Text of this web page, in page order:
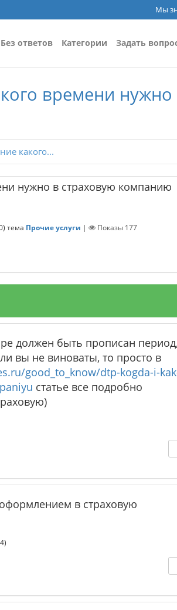
Мы
Без ответов Категории Задать
времени
какого...
нужно в страховую компанию
) тема Прочие услуги | Показы 177
должен быть прописан период,
вы не виноваты, то просто в
good_to_know/dtp-kogda-i-
статье все подробно
в страховую
)